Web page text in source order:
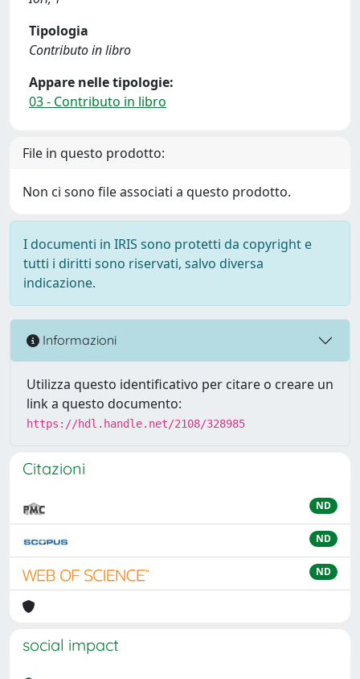
Tipologia
Contributo in libro
Appare nelle tipologie:
03 - Contributo in libro
File in questo prodotto:
Non ci sono file associati a questo prodotto.
I documenti in IRIS sono protetti da copyright e
tutti i diritti sono riservati, salvo diversa
indicazione.
Informazioni
Utilizza questo identificativo per citare o creare un
link a questo documento:
https://hdl.handle.net/2108/328985
Citazioni
ND
ND
ND
social impact